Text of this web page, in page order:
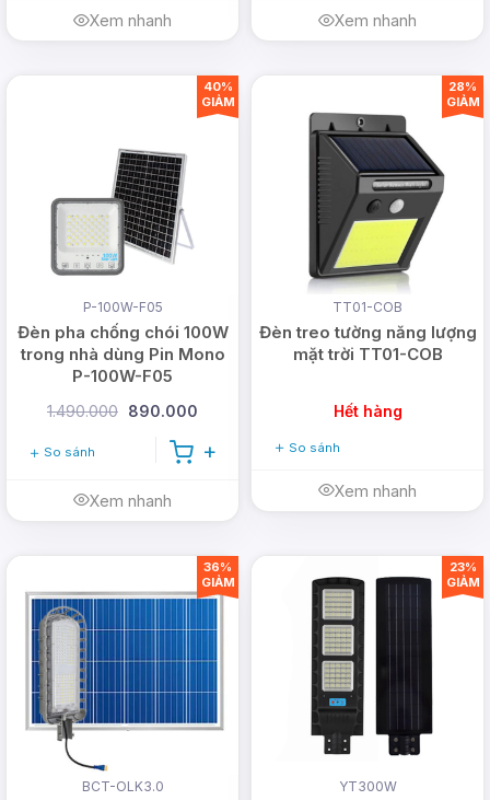
Xem nhanh Xem nhanh
P-100W-F05
Đèn pha chống chói 100W
trong nhà dùng Pin Mono
P-100W-F05
1.490.000 890.000
So sánh
Xem nhanh
40%
GIẢM
TT01-COB
Đèn treo tường năng lượng
mặt trời TT01-COB
Hết hàng
So sánh
Xem nhanh
28%
GIẢM
BCT-OLK3.0
36%
GIẢM
YT300W
23%
GIẢM